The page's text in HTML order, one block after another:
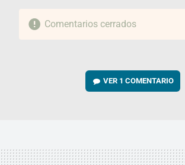
Comentarios cerrados
VER 1 COMENTARIO